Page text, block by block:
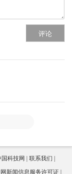
评论
国科技网
联系我们
新闻信息服务许可证